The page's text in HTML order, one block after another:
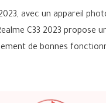
avec un appareil
C33 2023 propose
de bonnes